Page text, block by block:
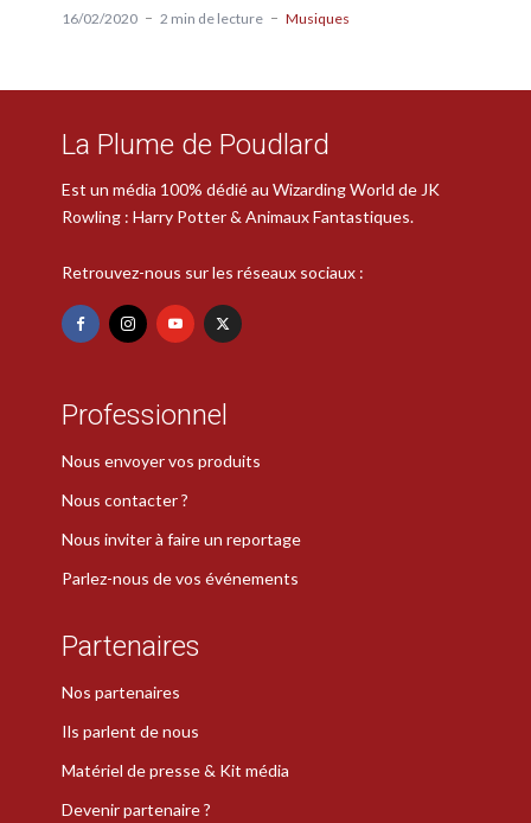
16/02/2020 2 min de lecture Musiques
La Plume de Poudlard
Est un média 100% dédié au Wizarding World de JK
Rowling : Harry Potter & Animaux Fantastiques.
Retrouvez-nous sur les réseaux sociaux :
Professionnel
Nous envoyer vos produits
Nous contacter ?
Nous inviter à faire un reportage
Parlez-nous de vos événements
Partenaires
Nos partenaires
Ils parlent de nous
Matériel de presse & Kit média
Devenir partenaire ?